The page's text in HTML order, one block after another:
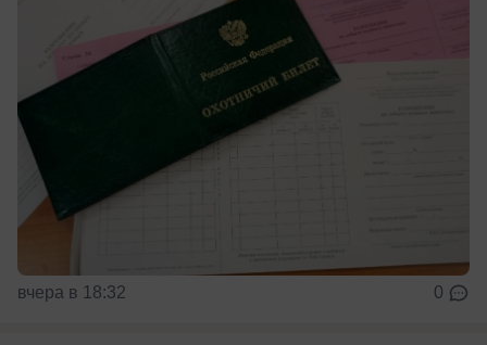
вчера в 18:32 0